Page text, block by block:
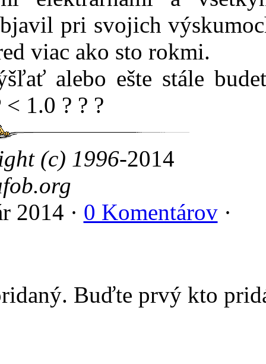
pri svojich
viac ako sto rokmi.
alebo ešte stále
1.0 ? ? ?
(c) 1996-2014
2014 · 0 Komentárov·
Buďte prvý kto